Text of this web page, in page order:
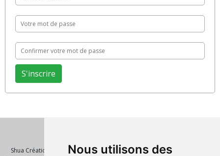
Nous utilisons des
Shua Création est un éditeur de logiciel et de solution innovante pour le